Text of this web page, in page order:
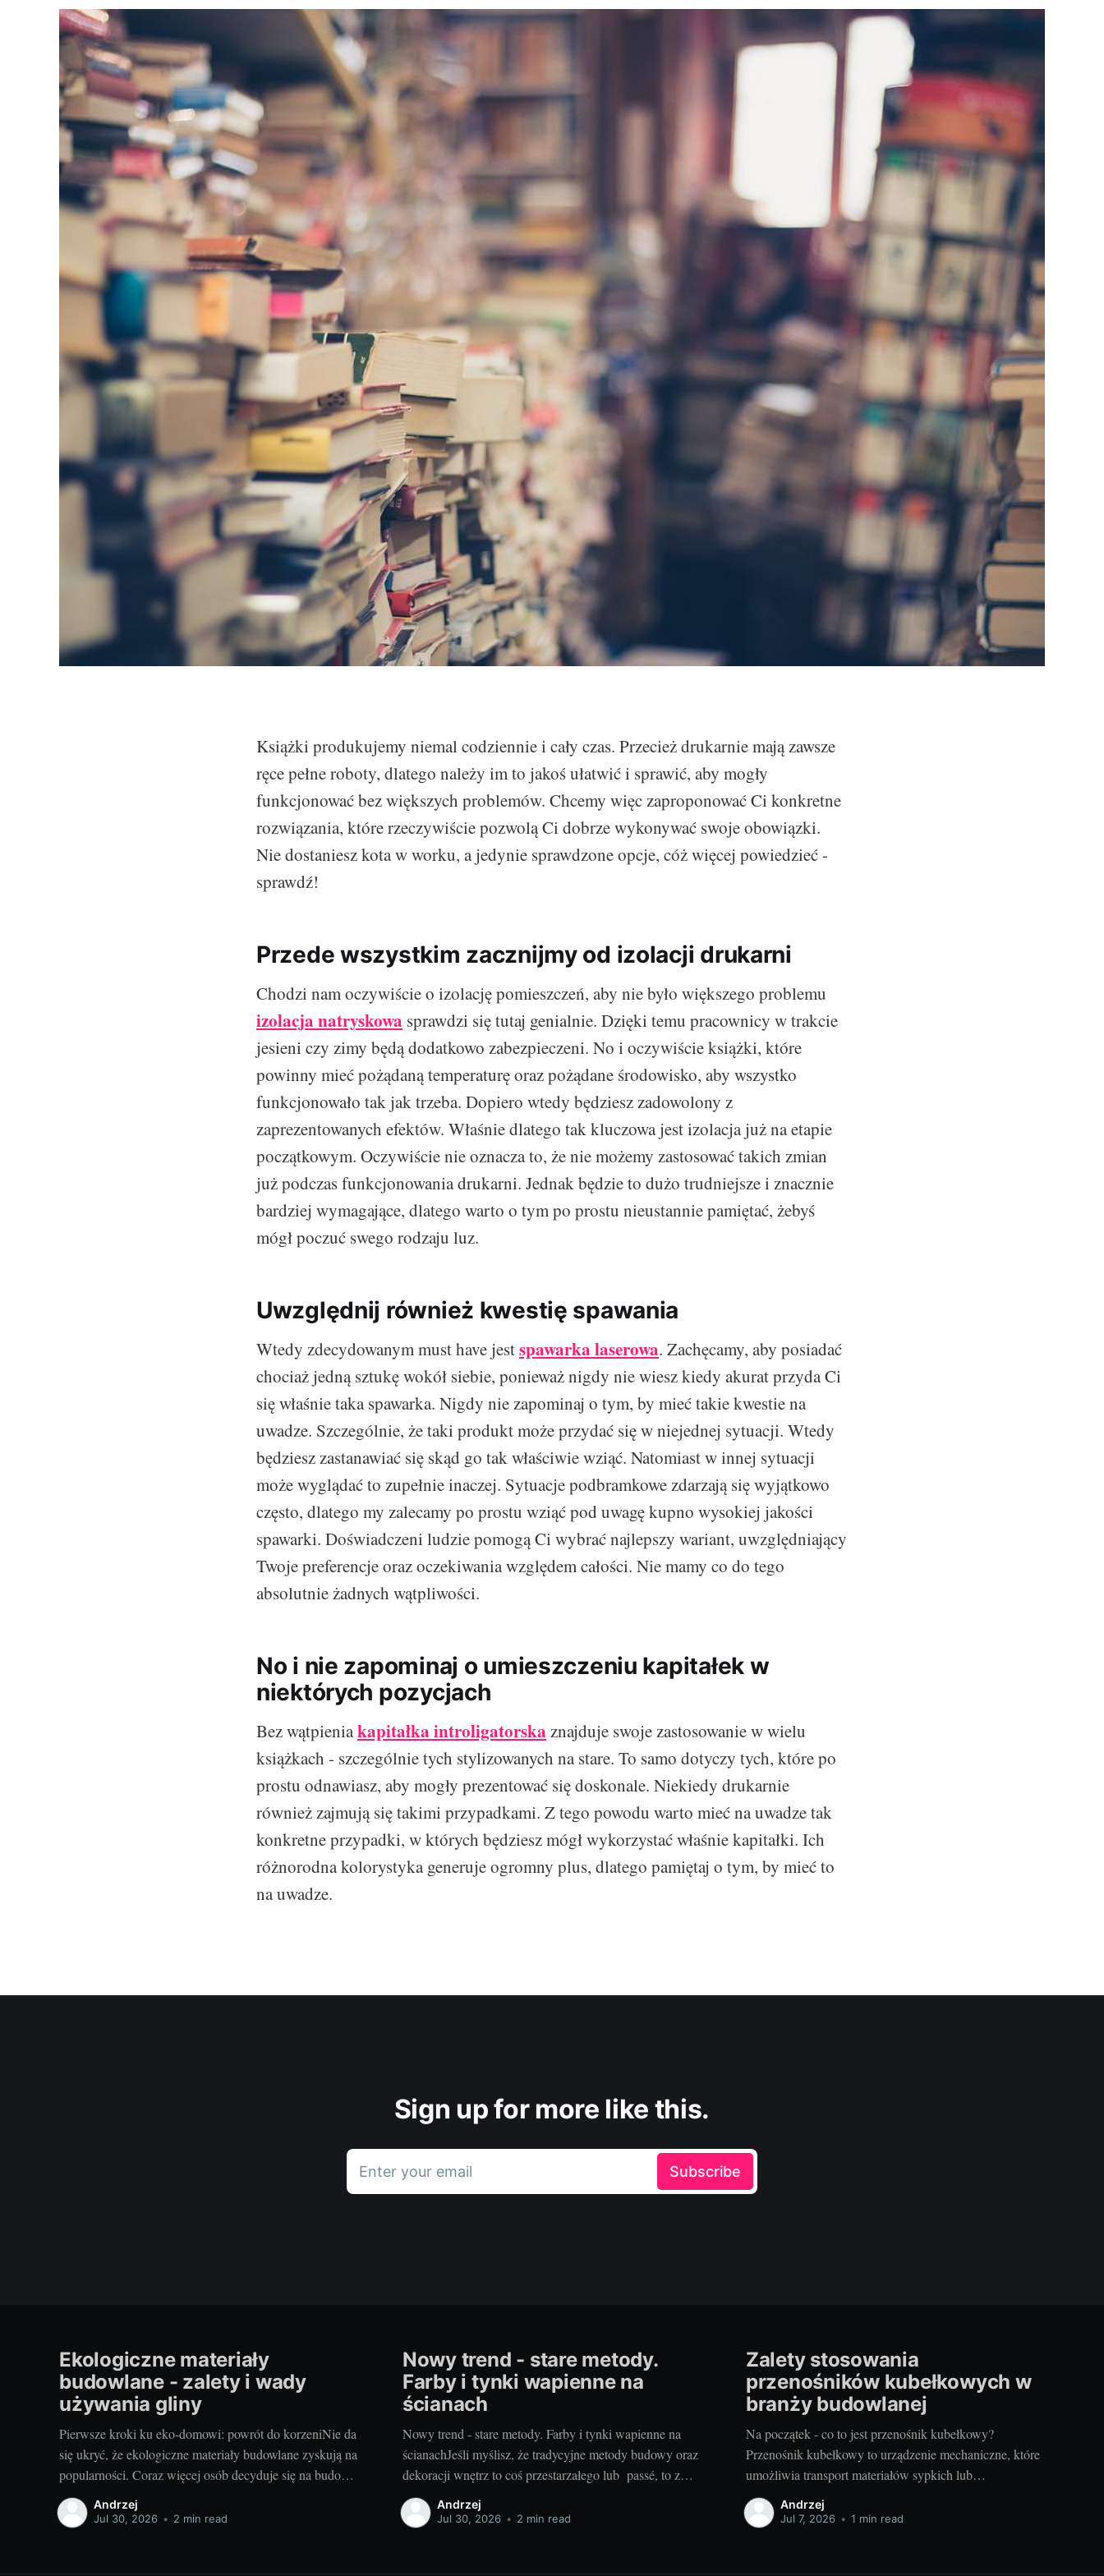
Książki produkujemy niemal codziennie i cały czas. Przecież drukarnie mają zawsze
ręce pełne roboty, dlatego należy im to jakoś ułatwić i sprawić, aby mogły
funkcjonować bez większych problemów. Chcemy więc zaproponować Ci konkretne
rozwiązania, które rzeczywiście pozwolą Ci dobrze wykonywać swoje obowiązki.
Nie dostaniesz kota w worku, a jedynie sprawdzone opcje, cóż więcej powiedzieć -
sprawdź!
Przede wszystkim zacznijmy od izolacji drukarni
Chodzi nam oczywiście o izolację pomieszczeń, aby nie było większego problemu
izolacja natryskowa sprawdzi się tutaj genialnie. Dzięki temu pracownicy w trakcie
jesieni czy zimy będą dodatkowo zabezpieczeni. No i oczywiście książki, które
powinny mieć pożądaną temperaturę oraz pożądane środowisko, aby wszystko
funkcjonowało tak jak trzeba. Dopiero wtedy będziesz zadowolony z
zaprezentowanych efektów. Właśnie dlatego tak kluczowa jest izolacja już na etapie
początkowym. Oczywiście nie oznacza to, że nie możemy zastosować takich zmian
już podczas funkcjonowania drukarni. Jednak będzie to dużo trudniejsze i znacznie
bardziej wymagające, dlatego warto o tym po prostu nieustannie pamiętać, żebyś
mógł poczuć swego rodzaju luz.
Uwzględnij również kwestię spawania
Wtedy zdecydowanym must have jestspawarka laserowa. Zachęcamy, aby posiadać
chociaż jedną sztukę wokół siebie, ponieważ nigdy nie wiesz kiedy akurat przyda Ci
się właśnie taka spawarka. Nigdy nie zapominaj o tym, by mieć takie kwestie na
uwadze. Szczególnie, że taki produkt może przydać się w niejednej sytuacji. Wtedy
będziesz zastanawiać się skąd go tak właściwie wziąć. Natomiast w innej sytuacji
może wyglądać to zupełnie inaczej. Sytuacje podbramkowe zdarzają się wyjątkowo
często, dlatego my zalecamy po prostu wziąć pod uwagę kupno wysokiej jakości
spawarki. Doświadczeni ludzie pomogą Ci wybrać najlepszy wariant, uwzględniający
Twoje preferencje oraz oczekiwania względem całości. Nie mamy co do tego
absolutnie żadnych wątpliwości.
No i nie zapominaj o umieszczeniu kapitałek w
niektórych pozycjach
Bez wątpieniakapitałka introligatorska znajduje swoje zastosowanie w wielu
książkach - szczególnie tych stylizowanych na stare. To samo dotyczy tych, które po
prostu odnawiasz, aby mogły prezentować się doskonale. Niekiedy drukarnie
również zajmują się takimi przypadkami. Z tego powodu warto mieć na uwadze tak
konkretne przypadki, w których będziesz mógł wykorzystać właśnie kapitałki. Ich
różnorodna kolorystyka generuje ogromny plus, dlatego pamiętaj o tym, by mieć to
na uwadze.
Sign up for more like this.
Enter your email Subscribe
Ekologiczne materiały
budowlane - zalety i wady
używania gliny
Pierwsze kroki ku eko-domowi: powrót do korzeniNie da
się ukryć, że ekologiczne materiały budowlane zyskują na
popularności. Coraz więcej osób decyduje się na budowę
domów z takich surowców jak glina, szukając nie tylko
oszczędności, ale również najbardziej naturalnego
Andrzej
Jul 30, 2026 • 2 min read
Nowy trend - stare metody.
Farby i tynki wapienne na
ścianach
Nowy trend - stare metody. Farby i tynki wapienne na
ścianachJeśli myślisz, że tradycyjne metody budowy oraz
dekoracji wnętrz to coś przestarzałego lub passé, to z
przyjemnością cię wyprowadzimy z błędu. Ostatnie lata
przyniosły nam bowiem powrót do korzeni, a to nie tylko
Andrzej
Jul 30, 2026 • 2 min read
Zalety stosowania
przenośników kubełkowych w
branży budowlanej
Na początek - co to jest przenośnik kubełkowy?
Przenośnik kubełkowy to urządzenie mechaniczne, które
umożliwia transport materiałów sypkich lub
drobnoziarnistych na duże odległości. Urządzenie to
składa się zwykle z taśmy transportowej oraz szeregu
Andrzej
Jul 7, 2026 • 1 min read